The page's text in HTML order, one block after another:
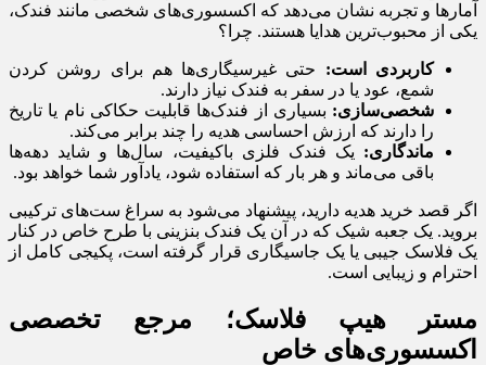
آمارها و تجربه نشان می‌دهد که اکسسوری‌های شخصی مانند فندک،
یکی از محبوب‌ترین هدایا هستند. چرا؟
کاربردی است: حتی غیرسیگاری‌ها هم برای روشن کردن
شمع، عود یا در سفر به فندک نیاز دارند.
شخصی‌سازی: بسیاری از فندک‌ها قابلیت حکاکی نام یا تاریخ
را دارند که ارزش احساسی هدیه را چند برابر می‌کند.
ماندگاری: یک فندک فلزی باکیفیت، سال‌ها و شاید دهه‌ها
باقی می‌ماند و هر بار که استفاده شود، یادآور شما خواهد بود.
اگر قصد خرید هدیه دارید، پیشنهاد می‌شود به سراغ ست‌های ترکیبی
بروید. یک جعبه شیک که در آن یک فندک بنزینی با طرح خاص در کنار
یک فلاسک جیبی یا یک جاسیگاری قرار گرفته است، پکیجی کامل از
احترام و زیبایی است.
مستر هیپ فلاسک؛ مرجع تخصصی
اکسسوری‌های خاص